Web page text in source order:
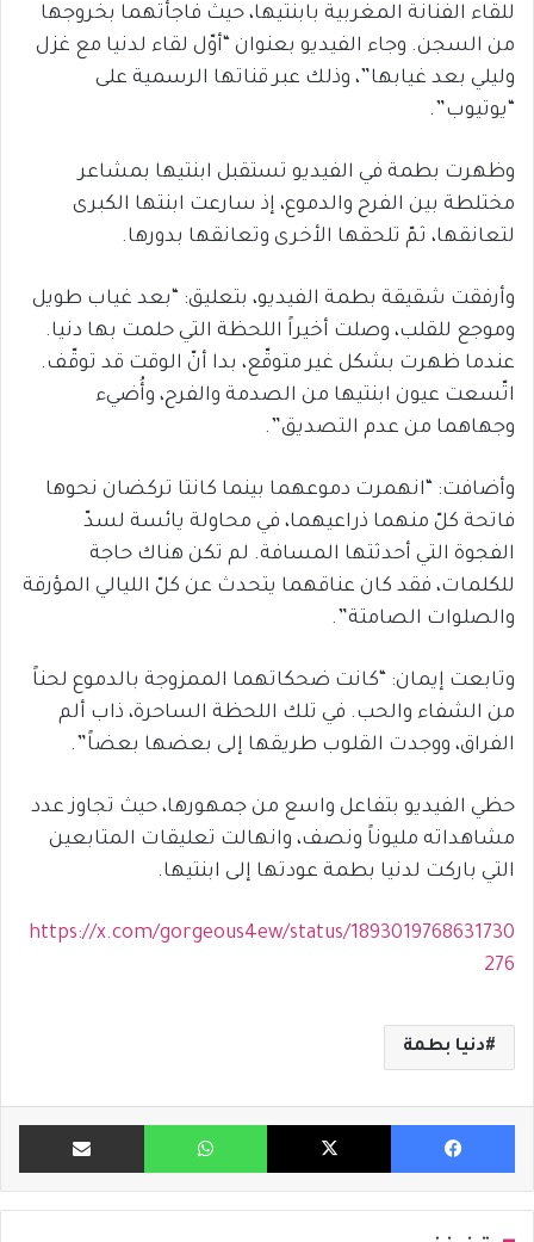
للقاء الفنانة المغربية بابنتيها، حيث فاجأتهما بخروجها
من السجن. وجاء الفيديو بعنوان “أوّل لقاء لدنيا مع غزل
وليلي بعد غيابها”، وذلك عبر قناتها الرسمية على
“يوتيوب”.
وظهرت بطمة في الفيديو تستقبل ابنتيها بمشاعر
مختلطة بين الفرح والدموع، إذ سارعت ابنتها الكبرى
لتعانقها، ثمّ تلحقها الأخرى وتعانقها بدورها.
وأرفقت شقيقة بطمة الفيديو، بتعليق: “بعد غياب طويل
وموجع للقلب، وصلت أخيراً اللحظة التي حلمت بها دنيا.
عندما ظهرت بشكل غير متوقّع، بدا أنّ الوقت قد توقّف.
اتّسعت عيون ابنتيها من الصدمة والفرح، وأُضيء
وجهاهما من عدم التصديق”.
وأضافت: “انهمرت دموعهما بينما كانتا تركضان نحوها
فاتحة كلّ منهما ذراعيهما، في محاولة يائسة لسدّ
الفجوة التي أحدثتها المسافة. لم تكن هناك حاجة
للكلمات، فقد كان عناقهما يتحدث عن كلّ الليالي المؤرقة
والصلوات الصامتة”.
وتابعت إيمان: “كانت ضحكاتهما الممزوجة بالدموع لحناً
من الشفاء والحب. في تلك اللحظة الساحرة، ذاب ألم
الفراق، ووجدت القلوب طريقها إلى بعضها بعضاً”.
حظي الفيديو بتفاعل واسع من جمهورها، حيث تجاوز عدد
مشاهداته مليوناً ونصف، وانهالت تعليقات المتابعين
التي باركت لدنيا بطمة عودتها إلى ابنتيها.
https://x.com/gorgeous4ew/status/1893019768631730
276
دنيا بطمة
فيسبوك X واتساب مشاركة